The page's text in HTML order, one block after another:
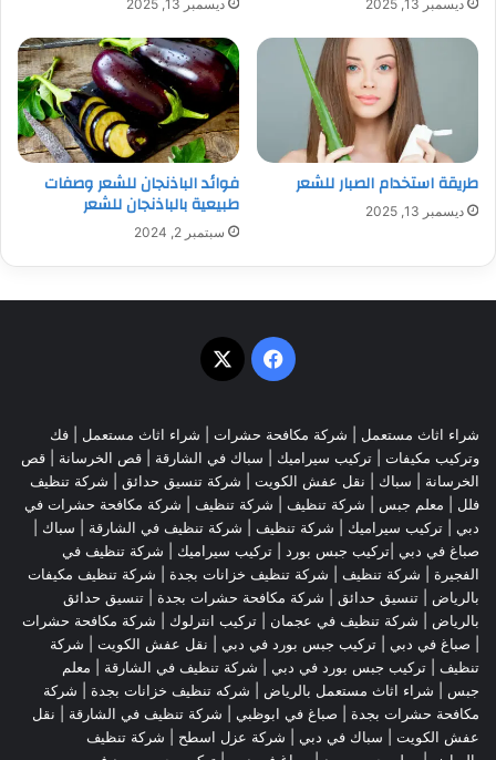
ديسمبر 13, 2025 ديسمبر 13, 2025
طريقة استخدام الصبار للشعر
ديسمبر 13, 2025
فوائد الباذنجان للشعر وصفات
طبيعية بالباذنجان للشعر
سبتمبر 2, 2024
فيسبوك
‫X
شراء اثاث مستعمل شركة مكافحة حشرات شراء اثاث مستعمل
فك
وتركيب مكيفات | تركيب سيراميك | سباك في الشارقة قص الخرسانة | قص
الخرسانة | سباك نقل عفش الكويت شركة تنسيق حدائق
شركة تنظيف
فلل
معلم جبس شركة تنظيف شركة تنظيف
شركة مكافحة حشرات في
دبي
تركيب سيراميك شركة تنظيف شركة تنظيف في الشارقة | سباك |
صباغ في دبي |تركيب جبس بورد | تركيب سيراميك
شركة تنظيف في
الفجيرة
شركة تنظيف شركة تنظيف خزانات بجدة
شركة تنظيف مكيفات
بالرياض
تنسيق حدائق شركة مكافحة حشرات بجدة
تنسيق حدائق
بالرياض
شركة تنظيف في عجمان | تركيب انترلوك | شركة مكافحة حشرات
صباغ في دبي تركيب جبس بورد في دبي نقل عفش الكويت
شركة
تنظيف
تركيب جبس بورد في دبي شركة تنظيف في الشارقة
معلم
جبس
شراء اثاث مستعمل بالرياض شركه تنظيف خزانات بجدة
شركة
مكافحة حشرات بجدة
صباغ في ابوظبي شركة تنظيف في الشارقة
نقل
عفش الكويت | سباك في دبي | شركة عزل اسطح
شركة تنظيف